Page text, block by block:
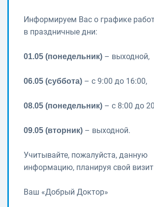
Информируем Вас о графике
в праздничные дни:
01.05 (понедельник) – выходной,
06.05 (суббота) – с 9:00 до 16:00,
08.05 (понедельник) – с 8:00 до
09.05 (вторник) – выходной.
Учитывайте, пожалуйста, данную
информацию, планируя свой визит
Ваш «Добрый Доктор»